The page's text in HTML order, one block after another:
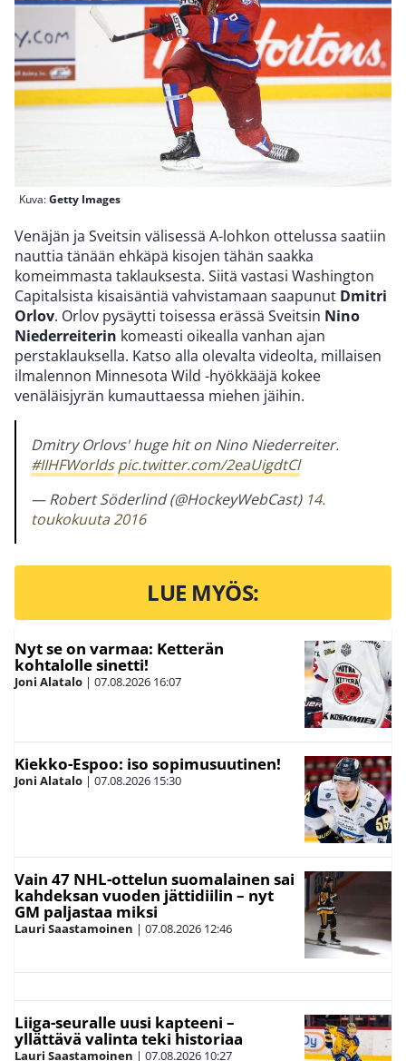
Kuva:Getty Images
Venäjän ja Sveitsin välisessä A-lohkon ottelussa saatiin
nauttia tänään ehkäpä kisojen tähän saakka
komeimmasta taklauksesta. Siitä vastasi Washington
Capitalsista kisaisäntiä vahvistamaan saapunut Dmitri
Orlov. Orlov pysäytti toisessa erässä Sveitsin Nino
Niederreiterin komeasti oikealla vanhan ajan
perstaklauksella. Katso alla olevalta videolta, millaisen
ilmalennon Minnesota Wild -hyökkääjä kokee
venäläisjyrän kumauttaessa miehen jäihin.
Dmitry Orlovs' huge hit on Nino Niederreiter.
#IIHFWorlds pic.twitter.com/2eaUigdtCl
— Robert Söderlind (@HockeyWebCast) 14.
toukokuuta 2016
LUE MYÖS:
Nyt se on varmaa: Ketterän
kohtalolle sinetti!
Joni Alatalo | 07.08.2026 16:07
Kiekko-Espoo: iso sopimusuutinen!
Joni Alatalo | 07.08.2026 15:30
Vain 47 NHL-ottelun suomalainen sai
kahdeksan vuoden jättidiilin – nyt
GM paljastaa miksi
Lauri Saastamoinen | 07.08.2026 12:46
Liiga-seuralle uusi kapteeni –
yllättävä valinta teki historiaa
Lauri Saastamoinen | 07.08.2026 10:27